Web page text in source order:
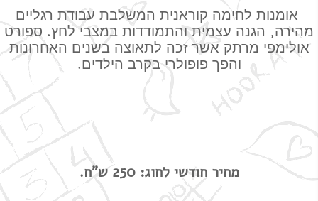
אומנות לחימה קוראנית המשלבת עבודת רגליים
מהירה, הגנה עצמית והתמודדות במצבי לחץ. ספורט
אולימפי מרתק אשר זכה לתאוצה בשנים האחרונות
והפך פופולרי בקרב הילדים.
מחיר חודשי לחוג: 250 ש"ח.